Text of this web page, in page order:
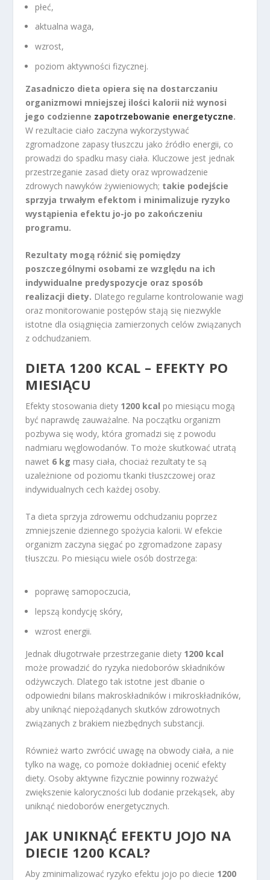
płeć,
aktualna waga,
wzrost,
poziom aktywności fizycznej.
Zasadniczo dieta opiera się na dostarczaniu
organizmowi mniejszej ilości kalorii niż wynosi
jego codzienne zapotrzebowanie energetyczne.
W rezultacie ciało zaczyna wykorzystywać
zgromadzone zapasy tłuszczu jako źródło energii, co
prowadzi do spadku masy ciała. Kluczowe jest jednak
przestrzeganie zasad diety oraz wprowadzenie
zdrowych nawyków żywieniowych; takie podejście
sprzyja trwałym efektom i minimalizuje ryzyko
wystąpienia efektu jo-jo po zakończeniu
programu.
Rezultaty mogą różnić się pomiędzy
poszczególnymi osobami ze względu na ich
indywidualne predyspozycje oraz sposób
realizacji diety. Dlatego regularne kontrolowanie wagi
oraz monitorowanie postępów stają się niezwykle
istotne dla osiągnięcia zamierzonych celów związanych
z odchudzaniem.
DIETA 1200 KCAL – EFEKTY PO
MIESIĄCU
Efekty stosowania diety 1200 kcal po miesiącu mogą
być naprawdę zauważalne. Na początku organizm
pozbywa się wody, która gromadzi się z powodu
nadmiaru węglowodanów. To może skutkować utratą
nawet 6 kg masy ciała, chociaż rezultaty te są
uzależnione od poziomu tkanki tłuszczowej oraz
indywidualnych cech każdej osoby.
Ta dieta sprzyja zdrowemu odchudzaniu poprzez
zmniejszenie dziennego spożycia kalorii. W efekcie
organizm zaczyna sięgać po zgromadzone zapasy
tłuszczu. Po miesiącu wiele osób dostrzega:
poprawę samopoczucia,
lepszą kondycję skóry,
wzrost energii.
Jednak długotrwałe przestrzeganie diety 1200 kcal
może prowadzić do ryzyka niedoborów składników
odżywczych. Dlatego tak istotne jest dbanie o
odpowiedni bilans makroskładników i mikroskładników,
aby uniknąć niepożądanych skutków zdrowotnych
związanych z brakiem niezbędnych substancji.
Również warto zwrócić uwagę na obwody ciała, a nie
tylko na wagę, co pomoże dokładniej ocenić efekty
diety. Osoby aktywne fizycznie powinny rozważyć
zwiększenie kaloryczności lub dodanie przekąsek, aby
uniknąć niedoborów energetycznych.
JAK UNIKNĄĆ EFEKTU JOJO NA
DIECIE 1200 KCAL?
Aby zminimalizować ryzyko efektu jojo po diecie 1200